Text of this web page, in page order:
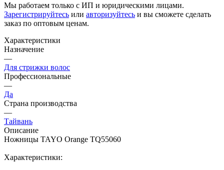
Мы работаем только с ИП и юридическими лицами.
Зарегистрируйтесь или авторизуйтесь и вы сможете сделать
заказ по оптовым ценам.
Характеристики
Назначение
—
Для стрижки волос
Профессиональные
—
Да
Страна производства
—
Тайвань
Описание
Ножницы TAYO Orange TQ55060
Характеристики: